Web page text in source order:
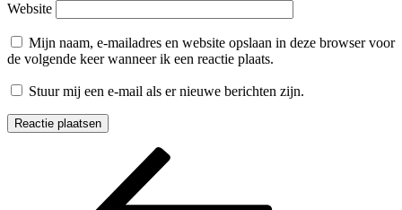
Website
Mijn naam, e-mailadres en website opslaan in deze browser voor
de volgende keer wanneer ik een reactie plaats.
Stuur mij een e-mail als er nieuwe berichten zijn.
Berichtnavigatie